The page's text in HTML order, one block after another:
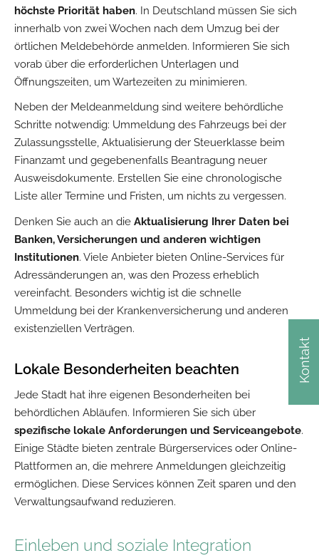
Kontakt
höchste Priorität haben. In Deutschland müssen Sie sich
innerhalb von zwei Wochen nach dem Umzug bei der
örtlichen Meldebehörde anmelden. Informieren Sie sich
vorab über die erforderlichen Unterlagen und
Öffnungszeiten, um Wartezeiten zu minimieren.
Neben der Meldeanmeldung sind weitere behördliche
Schritte notwendig: Ummeldung des Fahrzeugs bei der
Zulassungsstelle, Aktualisierung der Steuerklasse beim
Finanzamt und gegebenenfalls Beantragung neuer
Ausweisdokumente. Erstellen Sie eine chronologische
Liste aller Termine und Fristen, um nichts zu vergessen.
Denken Sie auch an die Aktualisierung Ihrer Daten bei
Banken, Versicherungen und anderen wichtigen
Institutionen. Viele Anbieter bieten Online-Services für
Adressänderungen an, was den Prozess erheblich
vereinfacht. Besonders wichtig ist die schnelle
Ummeldung bei der Krankenversicherung und anderen
existenziellen Verträgen.
Lokale Besonderheiten beachten
Jede Stadt hat ihre eigenen Besonderheiten bei
behördlichen Abläufen. Informieren Sie sich über
spezifische lokale Anforderungen und Serviceangebote.
Einige Städte bieten zentrale Bürgerservices oder Online-
Plattformen an, die mehrere Anmeldungen gleichzeitig
ermöglichen. Diese Services können Zeit sparen und den
Verwaltungsaufwand reduzieren.
Einleben und soziale Integration